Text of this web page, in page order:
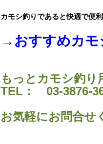
カモシ釣りであると快適で便
→おすすめカモ
もっとカモシ釣
TEL： 03-3876-
お気軽にお問合せ